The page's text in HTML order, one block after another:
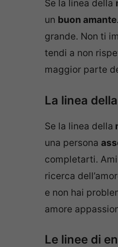
Se la linea della
un buon amante
grande. Non ti
tendi a non
maggior parte
La linea
Se la linea della
una persona
completarti.
ricerca
e non hai
amore
Le linee di